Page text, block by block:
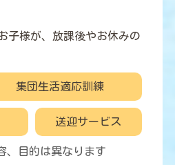
子様が、放課後やお休みの
集団生活適応訓練
送迎サービス
、目的は異なります